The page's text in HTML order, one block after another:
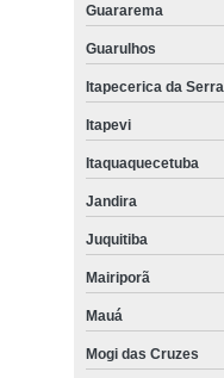
Guararema
Guarulhos
Itapecerica da Serra
Itapevi
Itaquaquecetuba
Jandira
Juquitiba
Mairiporã
Mauá
Mogi das Cruzes